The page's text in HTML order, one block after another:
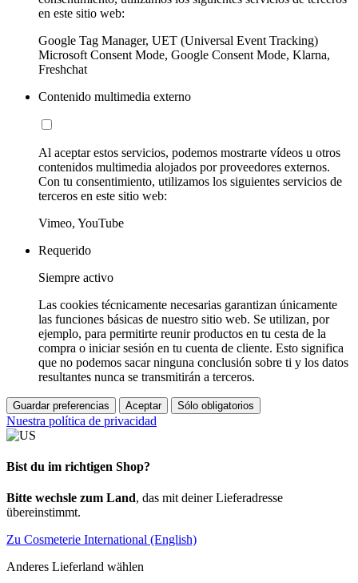
en este sitio web:
Google Tag Manager, UET (Universal Event Tracking)
Microsoft Consent Mode, Google Consent Mode, Klarna,
Freshchat
Contenido multimedia externo
Al aceptar estos servicios, podemos mostrarte vídeos u otros
contenidos multimedia alojados por proveedores externos.
Con tu consentimiento, utilizamos los siguientes servicios de
terceros en este sitio web:
Vimeo, YouTube
Requerido
Siempre activo
Las cookies técnicamente necesarias garantizan únicamente
las funciones básicas de nuestro sitio web. Se utilizan, por
ejemplo, para permitirte reunir productos en tu cesta de la
compra o iniciar sesión en tu cuenta de cliente. Esto significa
que no podemos sacar ninguna conclusión sobre ti y los datos
resultantes nunca se transmitirán a terceros.
Guardar preferencias Aceptar Sólo obligatorios
Nuestra política de privacidad
Bist du im richtigen Shop?
Bitte wechsle zum Land, das mit deiner Lieferadresse
übereinstimmt.
Zu Cosmeterie International (English)
Anderes Lieferland wählen